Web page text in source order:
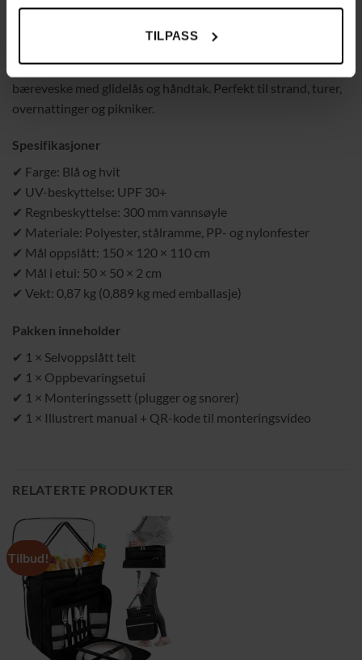
TILPASS
Med en vekt på kun 0,87 kg er teltet enkelt å ta med seg. Det
leveres med beskyttelsesetui, plugger, snorer og en praktisk
bæreveske med glidelås og håndtak. Perfekt til strand, turer,
overnattinger og pikniker.
Spesifikasjoner
✔ Farge: Blå og hvit
✔ UV-beskyttelse: UPF 30+
✔ Regnbeskyttelse: 300 mm vannsøyle
✔ Materiale: Polyester, stålramme, PP- og nylonfester
✔ Mål oppslått: 150 × 120 × 110 cm
✔ Mål i etui: 50 × 50 × 2 cm
✔ Vekt: 0,87 kg (0,889 kg med emballasje)
Pakken inneholder
✔ 1 × Selvoppslått telt
✔ 1 × Oppbevaringsetui
✔ 1 × Monteringssett (plugger og snorer)
✔ 1 × Illustrert manual + QR-kode til monteringsvideo
RELATERTE PRODUKTER
Tilbud!